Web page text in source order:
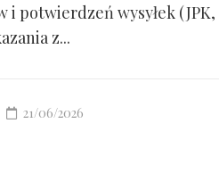
i potwierdzeń wysyłek
z...
21/06/2026